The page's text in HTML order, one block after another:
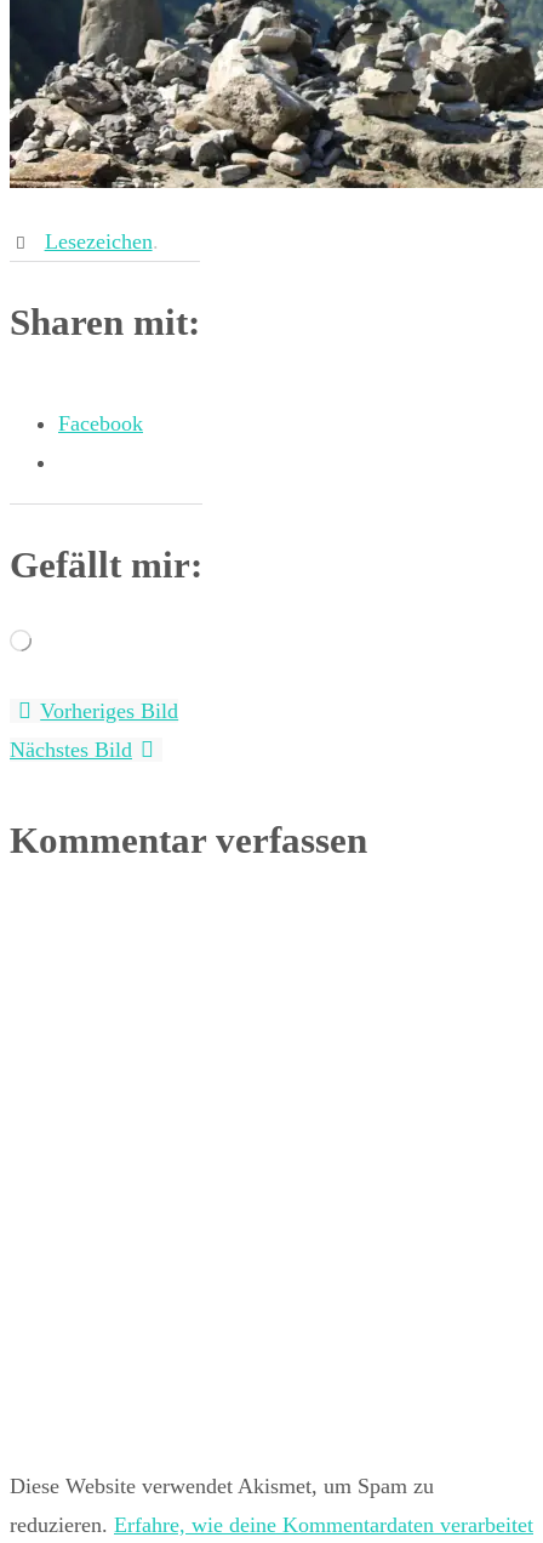
Lesezeichen.
Sharen mit:
Facebook
Gefällt mir:
Wird
Vorheriges Bild
Nächstes Bild
Kommentar verfassen
Diese Website verwendet Akismet, um Spam zu
reduzieren. Erfahre, wie deine Kommentardaten verarbeitet